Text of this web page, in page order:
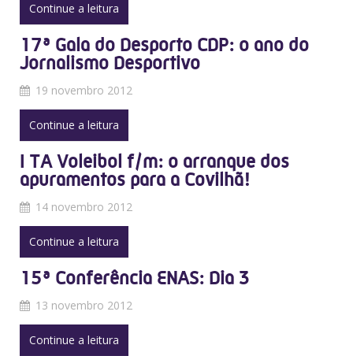
Continue a leitura
17ª Gala do Desporto CDP: o ano do
Jornalismo Desportivo
19 novembro 2012
Continue a leitura
I TA Voleibol f/m: o arranque dos
apuramentos para a Covilhã!
14 novembro 2012
Continue a leitura
15ª Conferência ENAS: Dia 3
13 novembro 2012
Continue a leitura